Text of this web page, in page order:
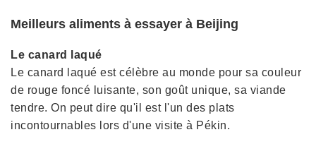
Meilleurs aliments à essayer à Beijing
Le canard laqué
Le canard laqué est célèbre au monde pour sa couleur
de rouge foncé luisante, son goût unique, sa viande
tendre. On peut dire qu'il est l'un des plats
incontournables lors d'une visite à Pékin.